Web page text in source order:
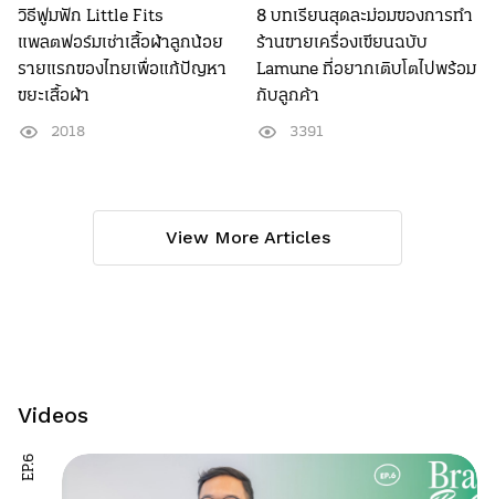
วิธีฟูมฟัก Little Fits
แพลตฟอร์มเช่าเสื้อผ้าลูกน้อย
รายแรกของไทยเพื่อแก้ปัญหา
ขยะเสื้อผ้า
2018
8 บทเรียนสุดละม่อมของการทำ
ร้านขายเครื่องเขียนฉบับ
Lamune ที่อยากเติบโตไปพร้อม
กับลูกค้า
3391
View More Articles
Videos
EP.6